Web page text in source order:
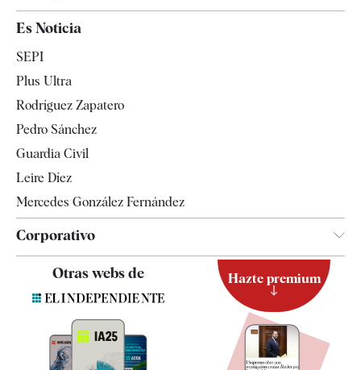
España
Televisión
Es Noticia
SEPI
Plus Ultra
Rodríguez Zapatero
Pedro Sánchez
Guardia Civil
Leire Díez
Mercedes González Fernández
Corporativo
Contacto
Quiénes somos
Otras webs de Hazte premium